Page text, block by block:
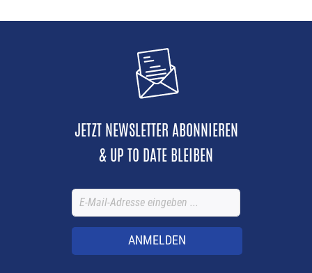
JETZT NEWSLETTER ABONNIEREN
& UP TO DATE BLEIBEN
ANMELDEN